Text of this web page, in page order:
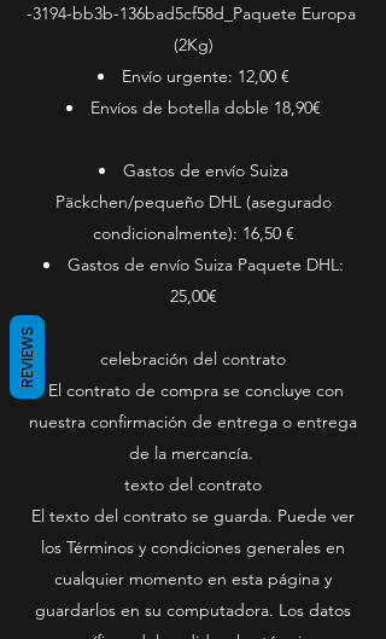
-3194-bb3b-136bad5cf58d_Paquete Europa
(2Kg)
Envío urgente: 12,00 €
Envíos de botella doble 18,90€
Gastos de envío Suiza
Päckchen/pequeño DHL (asegurado
condicionalmente): 16,50 €
Gastos de envío Suiza Paquete DHL:
25,00€
celebración del contrato
El contrato de compra se concluye con
nuestra confirmación de entrega o entrega
de la mercancía.
texto del contrato
El texto del contrato se guarda. Puede ver
los Términos y condiciones generales en
cualquier momento en esta página y
guardarlos en su computadora. Los datos
REVIEWS